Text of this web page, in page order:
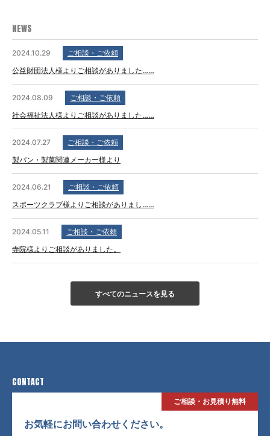
NEWS
2024.10.29
ご相談・ご依頼
公益財団法人様よりご相談がありました……
2024.08.09
ご相談・ご依頼
社会福祉法人様よりご相談がありました……
2024.07.27
ご相談・ご依頼
製パン・製菓関連メーカー様より
2024.06.21
ご相談・ご依頼
スポーツクラブ様よりご相談がありまし……
2024.05.11
ご相談・ご依頼
寺院様よりご相談がありました。
すべてのニュースを見る
CONTACT
ご相談・お見積り無料
お気軽にお問い合わせください。